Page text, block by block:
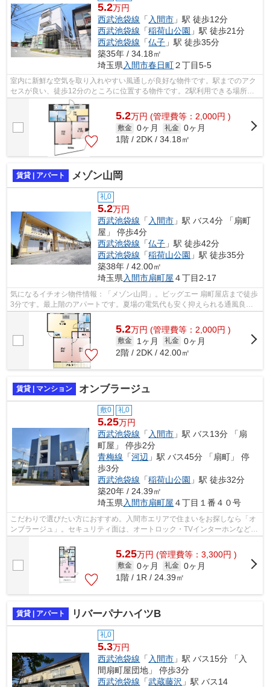
5.2万円
西武池袋線 「 入間市 」駅 徒歩12分
西武池袋線 「稲荷山公園 」駅 徒歩21分
西武池袋線 「仏子 」駅 徒歩35分
築35年 / 34.18㎡
埼玉県 入間市春日町２丁目5-5
室内に新鮮な空気を取り入れやすい風通しが良好な物件です。駅までのアク
セスが良い、徒歩12分のところに位置する物件です。2駅利用できる場所に
あり、アクセスが便利です。新着情報：...
5.2万円 (管理費等：2,000円 )
敷金 0ヶ月 礼金 0ヶ月
1階 / 2DK / 34.18㎡
賃貸 | アパート メゾン山岡
礼0
5.2万円
西武池袋線 「 入間市 」駅 バス4分 「扇町
屋」 停歩4分
西武池袋線 「仏子 」駅 徒歩42分
西武池袋線 「稲荷山公園 」駅 徒歩35分
築38年 / 42.00㎡
埼玉県入間市扇町屋 ４丁目2-17
気になるイチオシ物件情報：「メゾン山岡」。ビッグエー 扇町屋店まで徒歩
3分です。最上階のアパートです。夏場の電気代も安く抑えられる通風良好
で快適なアパートです。賃貸情報のこ...
5.2万円 (管理費等：2,000円 )
敷金 1ヶ月 礼金 0ヶ月
2階 / 2DK / 42.00㎡
賃貸 | マンション オンブラージュ
敷0 礼0
5.25万円
西武池袋線 「 入間市 」駅 バス13分 「扇
町屋」 停歩2分
青梅線 「河辺 」駅 バス45分 「扇町」 停
歩3分
西武池袋線 「稲荷山公園 」駅 徒歩32分
築20年 / 24.39㎡
埼玉県 入間市扇町屋 ４丁目１番４０号
こだわりで選びたい方におすすめ。入間市エリアで住まいをお探しなら「オ
ンブラージュ」。セキュリティ面は、オートロック・TVインターホンなど充
5.25万円 (管理費等：3,300円 )
敷金 0ヶ月 礼金 0ヶ月
1階 / 1R / 24.39㎡
賃貸 | アパート リバーパナハイツB
礼0
5.3万円
西武池袋線 「 入間市 」駅 バス15分 「入
間扇町屋団地」 停歩3分
西武池袋線 「武蔵藤沢 」駅 バス14